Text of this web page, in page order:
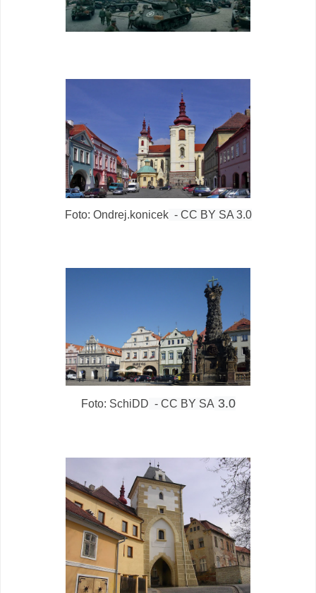
Foto: Ondrej.konicek- CC BY SA 3.0
Foto: SchiDD - CC BY SA3.0